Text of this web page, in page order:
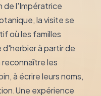
de l'Impératrice
la visite se
où les familles
à partir de
les
à écrire leurs noms,
expérience